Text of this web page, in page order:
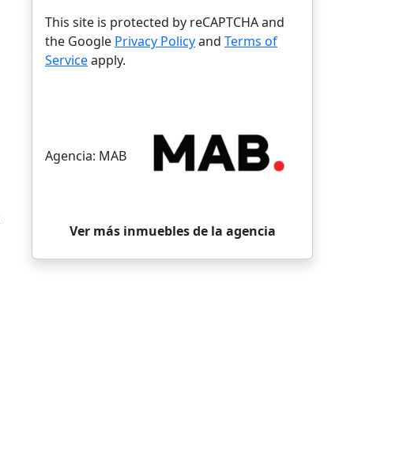
This site is protected by reCAPTCHA and
the Google Privacy Policyand Terms of
Serviceapply.
Agencia: MAB
Ver más inmuebles de la agencia